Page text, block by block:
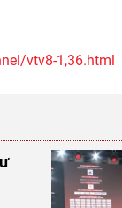
vtv8-1,36.html